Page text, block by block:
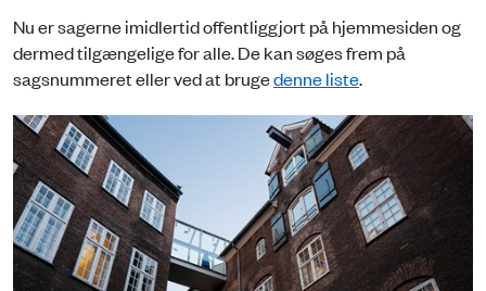
Nu er sagerne imidlertid offentliggjort på hjemmesiden og
dermed tilgængelige for alle. De kan søges frem på
sagsnummeret eller ved at brugedenne liste.